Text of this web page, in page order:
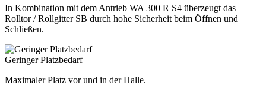
In Kombination mit dem Antrieb WA 300 R S4 überzeugt das
Rolltor / Rollgitter SB durch hohe Sicherheit beim Öffnen und
Schließen.
Geringer Platzbedarf
Maximaler Platz vor und in der Halle.